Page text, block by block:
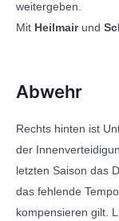
weitergeben.
Mit Heilmairund
Abwehr
Rechts hinten ist
der
letzten Saison das
das fehlende
kompensieren gilt.